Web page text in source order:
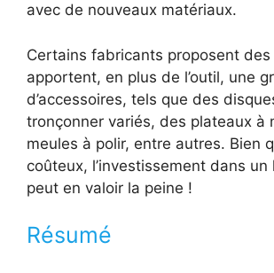
avec de nouveaux matériaux.
Certains fabricants proposent des
apportent, en plus de l’outil, une
d’accessoires, tels que des
tronçonner variés, des plateaux à
meules à polir, entre autres. Bien
coûteux, l’investissement dans
peut en valoir la peine !
Résumé